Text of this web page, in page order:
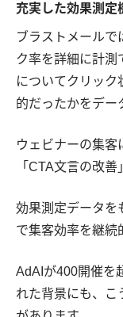
充実した効果測
ブラストメールで
ク率を詳細に計測
についてクリック
的だったかをデー
ウェビナーの集客
「CTA文言の改
効果測定データを
で集客効率を継続
AdAIが400開催を
れた背景にも、こ